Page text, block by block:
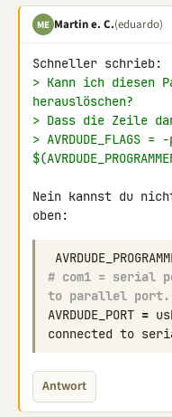
ME Martin e. C.(eduardo)
> Kann ich diesen
herauslöschen?
> Dass die Zeile
> AVRDUDE_FLAGS
Nein kannst du
# com1 = serial
to parallel port.
AVRDUDE_PORT =
connected to
Antwort